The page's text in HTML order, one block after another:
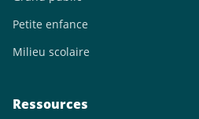
Petite enfance
Milieu scolaire
Ressources